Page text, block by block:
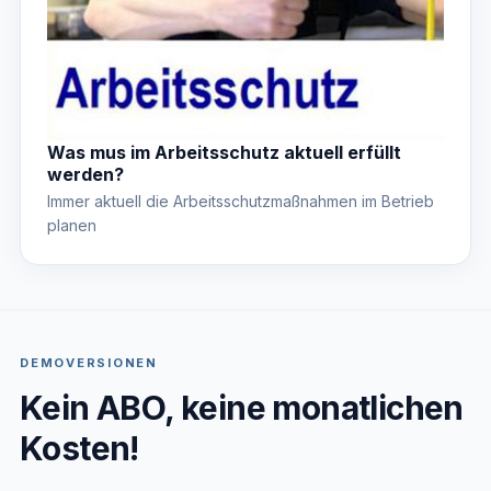
Was mus im Arbeitsschutz aktuell erfüllt
werden?
Immer aktuell die Arbeitsschutzmaßnahmen im Betrieb
planen
DEMOVERSIONEN
Kein ABO, keine monatlichen
Kosten!